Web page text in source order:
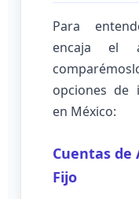
Para
encaja el
opciones de
en México:
Cuentas de
Fijo